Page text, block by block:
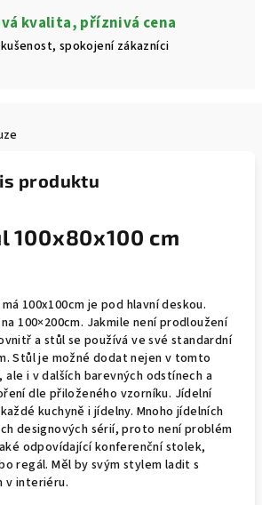
kvalita, příznivá cena
spokojení zákazníci
produktu
100x80x100 cm
100x100cm je pod hlavní deskou.
100×200cm. Jakmile není prodloužení
a stůl se používá ve své standardní
Stůl je možné dodat nejen v tomto
i v dalších barevných odstínech a
dle přiloženého vzorníku. Jídelní
kuchyně i jídelny. Mnoho jídelních
designových sérií, proto není problém
odpovídající konferenční stolek,
regál. Měl by svým stylem ladit s
v interiéru.